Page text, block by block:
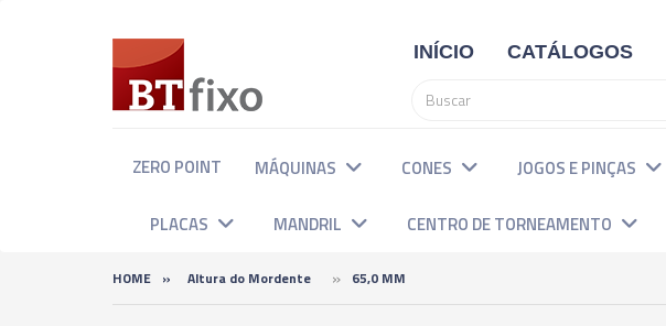
INÍCIO CATÁLOGOS
ZERO POINT MÁQUINAS CONES JOGOS E PINÇAS
PLACAS MANDRIL CENTRO DE TORNEAMENTO
HOME » Altura do Mordente » 65,0 MM